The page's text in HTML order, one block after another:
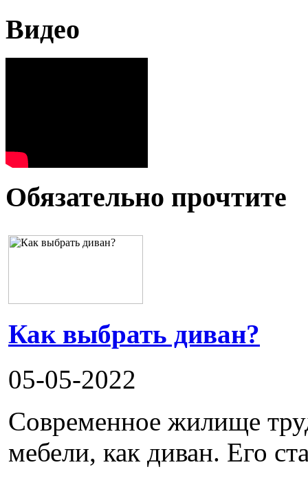
Видео
Обязательно прочтите
Как выбрать диван?
05-05-2022
Современное жилище
мебели, как диван. Его